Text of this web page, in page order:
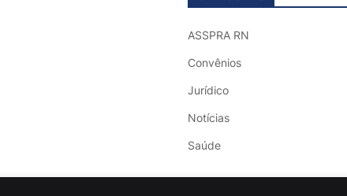
ASSPRA RN
Convênios
Jurídico
Notícias
Saúde